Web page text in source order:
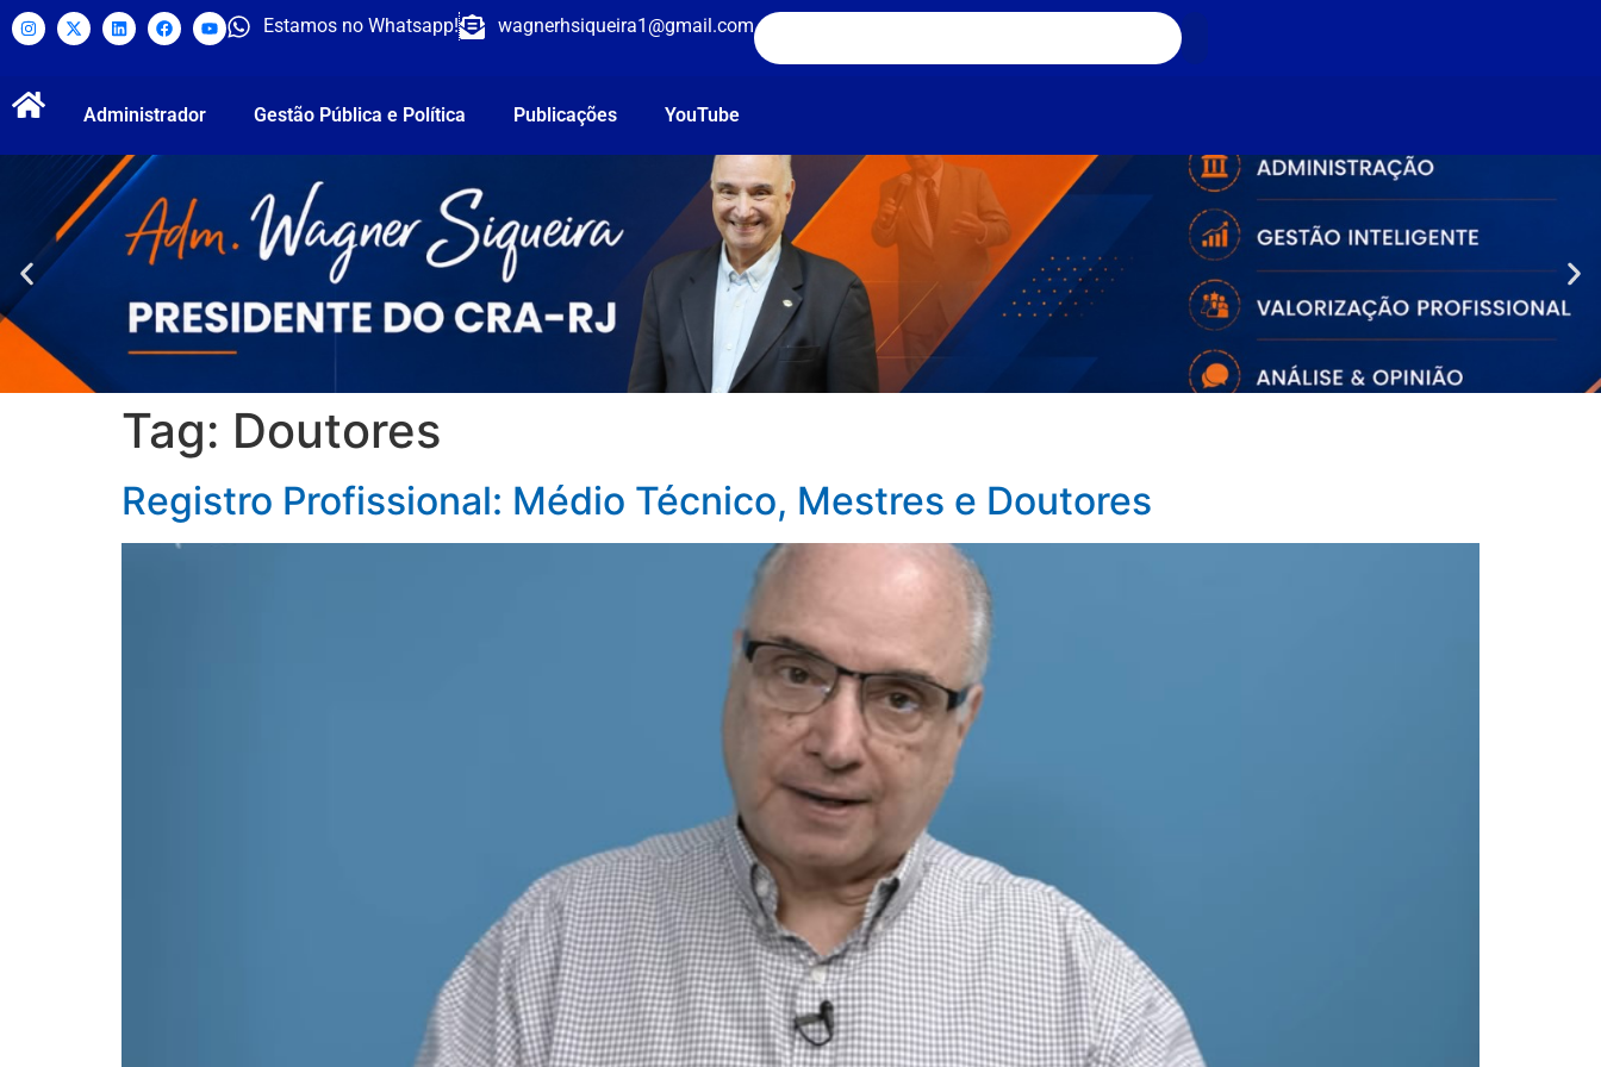
Estamos no Whatsapp! wagnerhsiqueira1@gmail.com
Administrador Gestão Pública e Política Publicações YouTube
Tag: Doutores
Registro Profissional: Médio Técnico, Mestres e Doutores